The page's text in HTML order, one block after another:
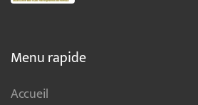
Menu rapide
Accueil